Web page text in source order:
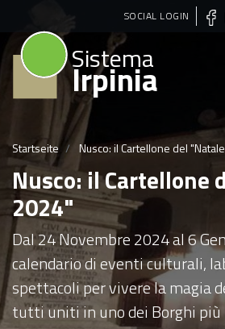
Direkt
zum
SOCIAL LOGIN
Sistema
Irpinia
Startseite Nusco: il Cartellone del
Nusco: il Cartellone
2024"
Dal 24 Novembre 2024 al 6
calendario di eventi culturali,
spettacoli per vivere la magia
tutti uniti in uno dei Borghi